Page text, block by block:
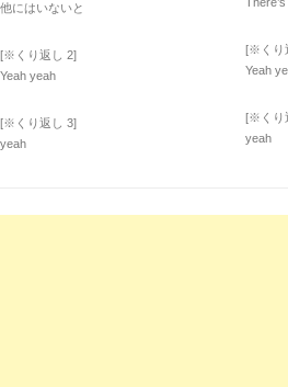
他にはいないと
[※くり返し 2]
Yeah yeah
[※くり返し 3]
yeah
[※くり
Yeah
[※くり
yeah